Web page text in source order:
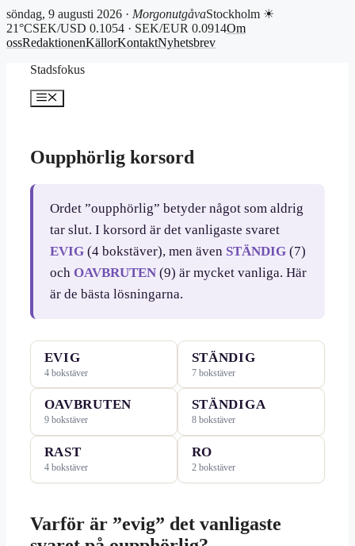
söndag, 9 augusti 2026 · MorgonutgåvaStockholm ☀
21°CSEK/USD 0.1054 · SEK/EUR 0.0914Om
ossRedaktionenKällorKontaktNyhetsbrev
Stadsfokus
Meny
Oupphörlig korsord
Ordet ”oupphörlig” betyder något som aldrig
tar slut. I korsord är det vanligaste svaret
EVIG(4 bokstäver), men även STÄNDIG(7)
och OAVBRUTEN(9) är mycket vanliga. Här
är de bästa lösningarna.
EVIG
4 bokstäver
STÄNDIG
7 bokstäver
OAVBRUTEN
9 bokstäver
STÄNDIGA
8 bokstäver
RAST
4 bokstäver
RO
2 bokstäver
Varför är ”evig” det vanligaste